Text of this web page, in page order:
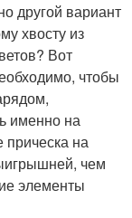
другой вариант
хвосту из
Вот
чтобы
именно на
прическа на
чем
элементы